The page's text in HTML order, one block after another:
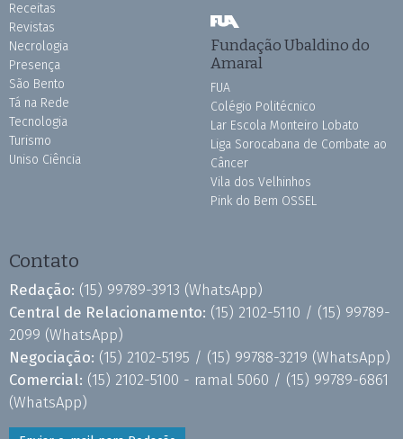
Receitas
Revistas
Necrologia
Presença
São Bento
Tá na Rede
Tecnologia
Turismo
Uniso Ciência
Fundação Ubaldino do
Amaral
FUA
Colégio Politécnico
Lar Escola Monteiro Lobato
Liga Sorocabana de Combate ao
Câncer
Vila dos Velhinhos
Pink do Bem OSSEL
Contato
Redação: (15) 99789-3913 (WhatsApp)
Central de Relacionamento: (15) 2102-5110 / (15) 99789-
2099 (WhatsApp)
Negociação: (15) 2102-5195 / (15) 99788-3219 (WhatsApp)
Comercial: (15) 2102-5100 - ramal 5060 / (15) 99789-6861
(WhatsApp)